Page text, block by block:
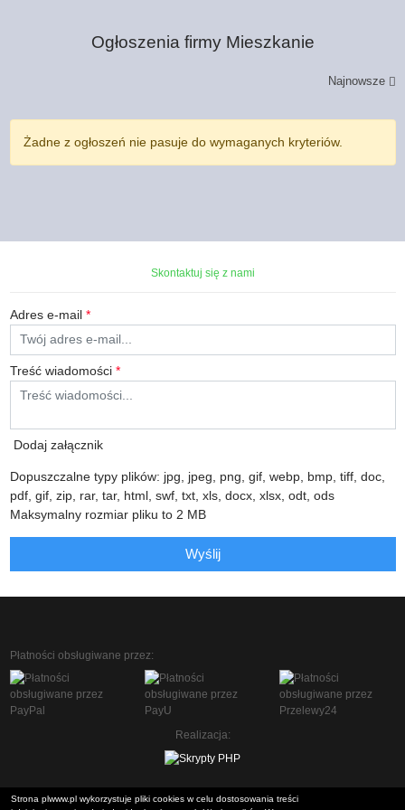
Ogłoszenia firmy Mieszkanie
Najnowsze
Żadne z ogłoszeń nie pasuje do wymaganych kryteriów.
Skontaktuj się z nami
Adres e-mail *
Treść wiadomości *
Dodaj załącznik
Dopuszczalne typy plików: jpg, jpeg, png, gif, webp, bmp, tiff, doc,
pdf, gif, zip, rar, tar, html, swf, txt, xls, docx, xlsx, odt, ods
Maksymalny rozmiar pliku to 2 MB
Wyślij
Płatności obsługiwane przez:
Realizacja:
Strona plwww.pl wykorzystuje pliki cookies w celu dostosowania treści